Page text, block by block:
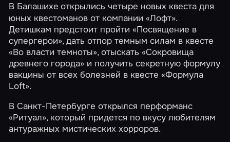
В Балашихе открылись четыре новых квеста для
юных квестоманов от компании «Лофт».
Детишкам предстоит пройти«Посвящение в
супергерои», дать отпор темным силам в квесте
«Во власти темноты», отыскать«Сокровища
древнего города» и получить секретную формулу
вакцины от всех болезней в квесте «Формула
Loft».
В Санкт-Петербурге открылся перформанс
«Ритуал», который придется по вкусу любителям
антуражных мистических хорроров.